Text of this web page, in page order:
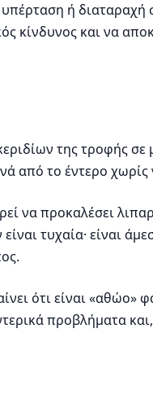
ή
κίνδυνος και να
της τροφής
από το έντερο
να προκαλέσει
τυχαία· είναι
ότι είναι «αθώο»
προβλήματα